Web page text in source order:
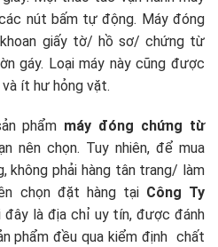
nút bấm tự động. Máy đóng
giấy tờ/ hồ sơ/ chứng từ
gáy. Loại máy này cũng được
ít hư hỏng vặt.
phẩm máy đóng chứng từ
nên chọn. Tuy nhiên, để mua
không phải hàng tân trang/ làm
chọn đặt hàng tại Công Ty
đây là địa chỉ uy tín, được đánh
phẩm đều qua kiểm định chất